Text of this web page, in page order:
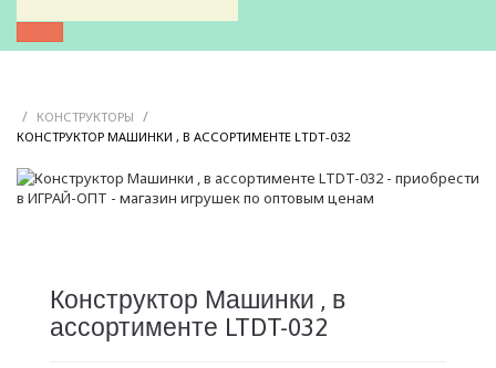
/ КОНСТРУКТОРЫ /
КОНСТРУКТОР МАШИНКИ , В АССОРТИМЕНТЕ LTDT-032
Конструктор Машинки , в
ассортименте LTDT-032